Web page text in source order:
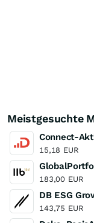
Meistgesuchte
Connect-
15,18 EUR
183,00 EUR
DB ESG
143,75 EUR